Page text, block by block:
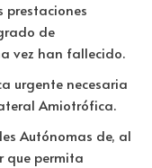
prestaciones
de
vez han fallecido.
urgente necesaria
Amiotrófica.
Autónomas de, al
que permita